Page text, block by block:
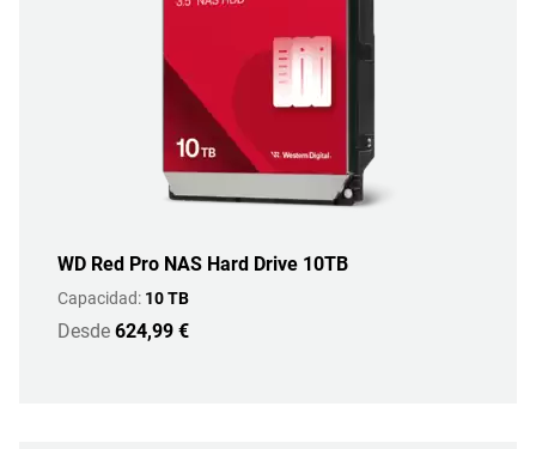
WD Red Pro NAS Hard Drive 10TB
Capacidad: 10 TB
Desde 624,99 €